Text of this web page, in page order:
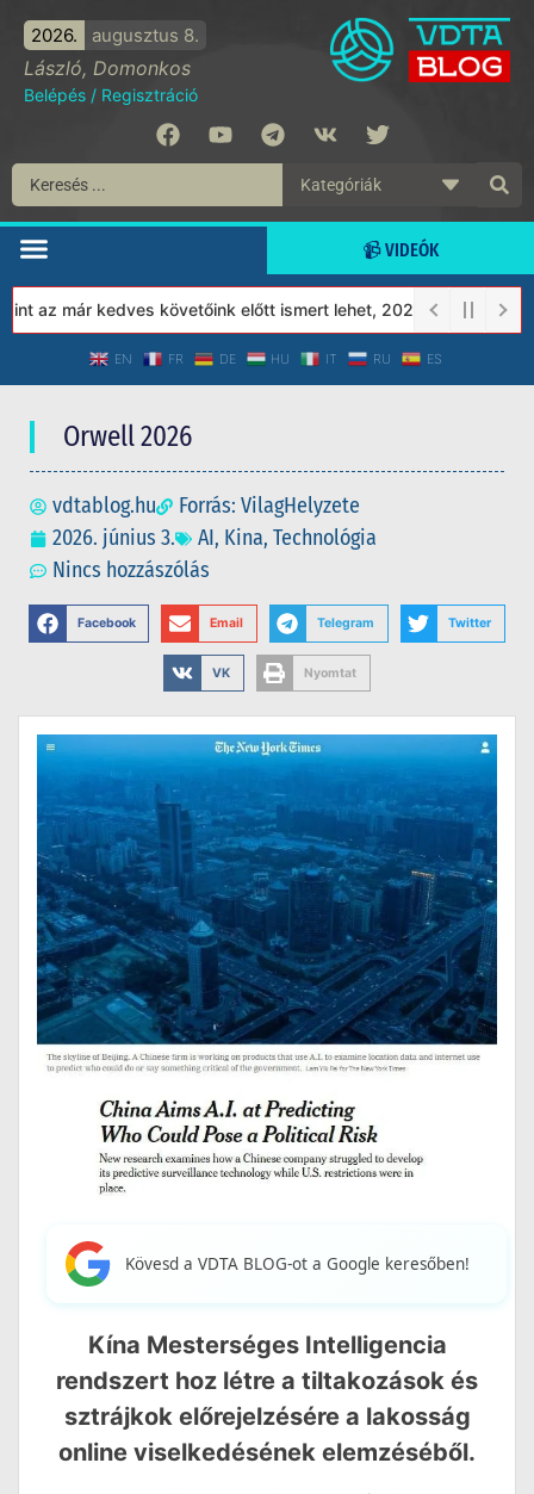
2026. augusztus 8.
László, Domonkos
Belépés / Regisztráció
📹 VIDEÓK
már kedves követőink előtt ismert lehet, 2023-tól a Védett
EN FR DE HU IT RU ES
Orwell 2026
vdtablog.hu
Forrás: VilagHelyzete
2026. június 3.
AI, Kina, Technológia
Nincs hozzászólás
Facebook Email Telegram Twitter
VK Nyomtat
Kövesd a VDTA BLOG-ot a Google keresőben!
Kína Mesterséges Intelligencia
rendszert hoz létre a tiltakozások és
sztrájkok előrejelzésére a lakosság
online viselkedésének elemzéséből.